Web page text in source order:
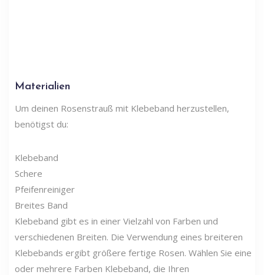
Materialien
Um deinen Rosenstrauß mit Klebeband herzustellen,
benötigst du:
Klebeband
Schere
Pfeifenreiniger
Breites Band
Klebeband gibt es in einer Vielzahl von Farben und
verschiedenen Breiten. Die Verwendung eines breiteren
Klebebands ergibt größere fertige Rosen. Wählen Sie eine
oder mehrere Farben Klebeband, die Ihren